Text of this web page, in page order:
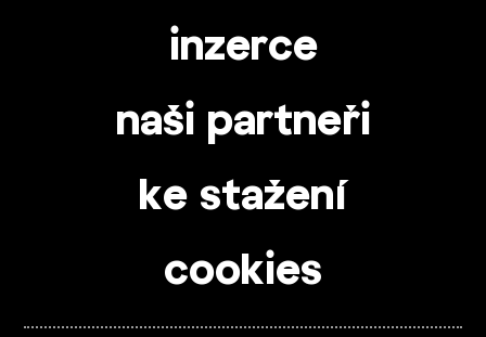
inzerce
naši partneři
ke stažení
cookies